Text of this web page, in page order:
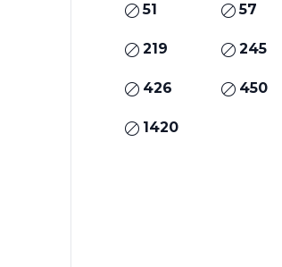
51 57
219 245
426 450
1420